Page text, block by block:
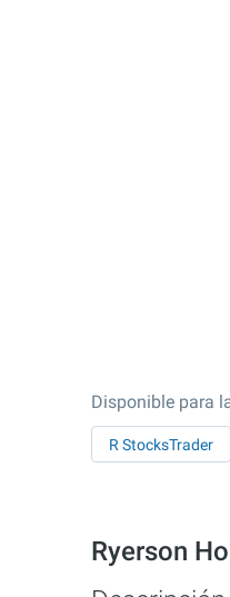
Disponible para
R StocksTrader
Ryerson